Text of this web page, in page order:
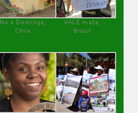
No a Dominga,
Chile
VALE mata,
Brasil